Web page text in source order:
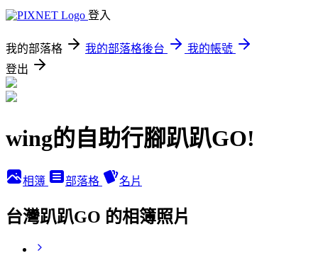
登入
我的部落格 我的部落格後台
我的帳號
登出
wing的自助行腳趴趴GO!
相簿 部落格 名片
台灣趴趴GO 的相簿照片